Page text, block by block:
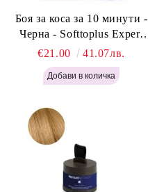
Боя за коса за 10 минути -
Черна - Softtoplus Expert
Woman Black 400мл
€21.00 41.07лв.